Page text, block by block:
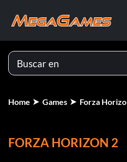
Home Games Forza
FORZA HORIZON 2